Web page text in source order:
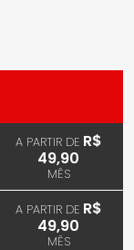
A PARTIR DE R$
49,90
MÊS
A PARTIR DE R$
49,90
MÊS